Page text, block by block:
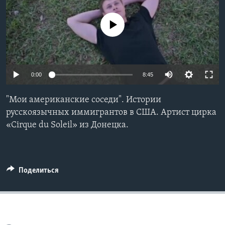
Learning English
СОЦИАЛЬНЫЕ СЕТИ
No media source currently available
0:00 8:45
"Мои американские соседи". Истории
русскоязычных иммигрантов в США. Артист цирка
«Cirque du Soleil» из Донецка.
Поделиться